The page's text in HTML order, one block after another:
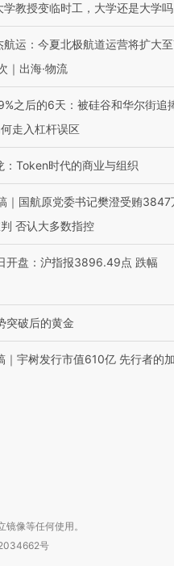
马航飞行员跨国走私7万
粒摇头丸 尿检体内含3种
毒品
度
育
博
学教授变临时工，大学还是大学吗
航运：今夏北极航道运营将扩大
｜出海·物流
之后的6天：被硅谷和华尔街追
走入杠杆误区
：Token时代的商业与组织
｜国航原党委书记樊澄受贿3847
否认大多数指控
开盘：沪指报3896.49点 跌幅
突破后的黄金
｜宇树发行市值610亿 先行者的加
像等任何使用。
号